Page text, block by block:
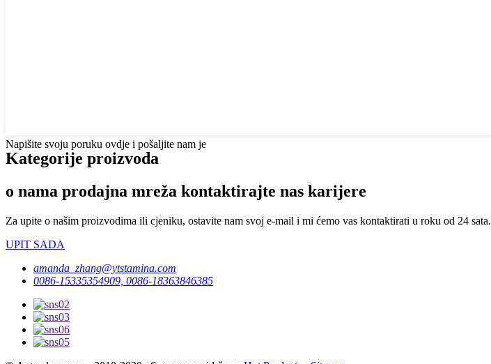
Napišite svoju poruku ovdje i pošaljite nam je
Kategorije proizvoda
o nama prodajna mreža kontaktirajte nas karijere
Za upite o našim proizvodima ili cjeniku, ostavite nam svoj e-mail i mi ćemo vas kontaktirati u roku od 24 sata.
UPIT SADA
amanda_zhang@ytstamina.com
0086-15335354909, 0086-18363846385